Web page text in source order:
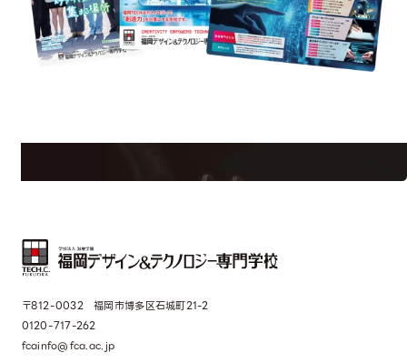
Information
〒812-0032 福岡市博多区石城町21-2
0120-717-262
fcainfo@fca.ac.jp